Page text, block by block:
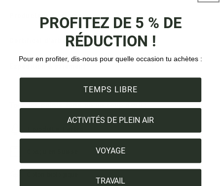
Producteur & origine
Certificat d'arbre
Tous les points forts en un coup d'œil :
PROFITEZ DE 5 % DE
RÉDUCTION !
Pour en profiter, dis-nous pour quelle occasion tu achètes :
TEMPS LIBRE
ACTIVITÉS DE PLEIN AIR
VOYAGE
TRAVAIL